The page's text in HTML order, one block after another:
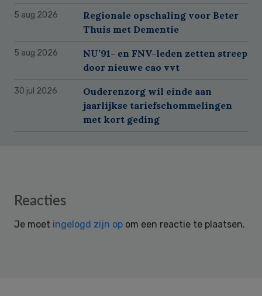
5 aug 2026
Regionale opschaling voor Beter
Thuis met Dementie
5 aug 2026
NU’91- en FNV-leden zetten streep
door nieuwe cao vvt
30 jul 2026
Ouderenzorg wil einde aan
jaarlijkse tariefschommelingen
met kort geding
Reader
Reacties
Je moet ingelogd zijn op om een reactie te plaatsen.